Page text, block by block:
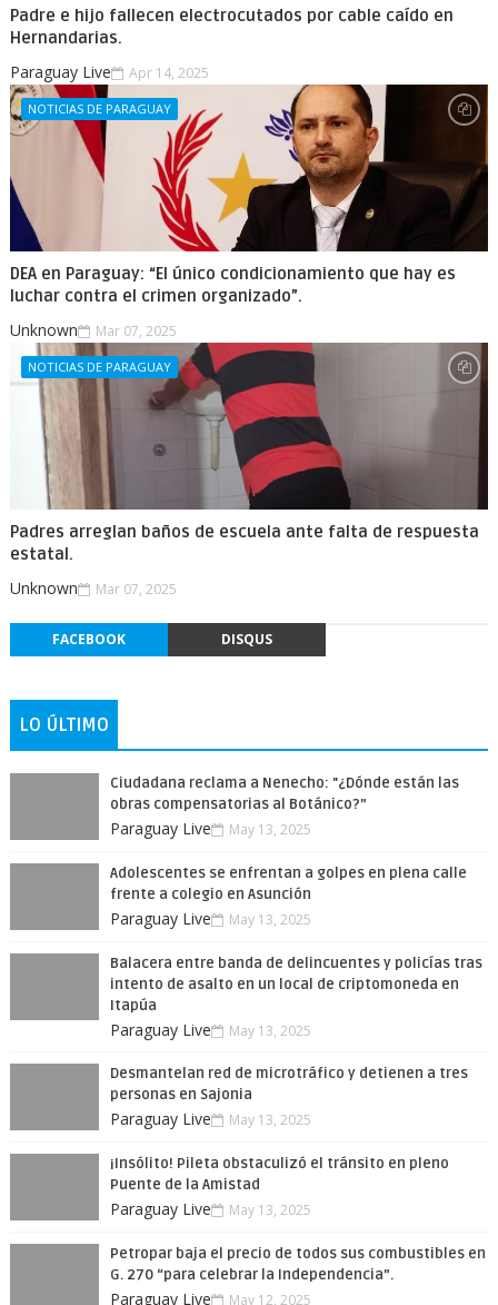
Padre e hijo fallecen electrocutados por cable caído en
Hernandarias.
Paraguay Live Apr 14, 2025
NOTICIAS DE PARAGUAY
DEA en Paraguay: “El único condicionamiento que hay es
luchar contra el crimen organizado”.
Unknown Mar 07, 2025
NOTICIAS DE PARAGUAY
Padres arreglan baños de escuela ante falta de respuesta
estatal.
Unknown Mar 07, 2025
FACEBOOK DISQUS
LO ÚLTIMO
Ciudadana reclama a Nenecho: "¿Dónde están las
obras compensatorias al Botánico?”
Paraguay Live May 13, 2025
Adolescentes se enfrentan a golpes en plena calle
frente a colegio en Asunción
Paraguay Live May 13, 2025
Balacera entre banda de delincuentes y policías tras
intento de asalto en un local de criptomoneda en
Itapúa
Paraguay Live May 13, 2025
Desmantelan red de microtráfico y detienen a tres
personas en Sajonia
Paraguay Live May 13, 2025
¡Insólito! Pileta obstaculizó el tránsito en pleno
Puente de la Amistad
Paraguay Live May 13, 2025
Petropar baja el precio de todos sus combustibles en
G. 270 “para celebrar la Independencia”.
Paraguay Live May 12, 2025